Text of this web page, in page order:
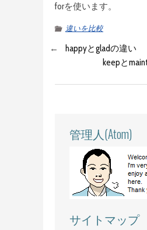
forを使います。
違いを比較
←
happyとgladの違い
keepと
管理人(Atom)
サイトマップ